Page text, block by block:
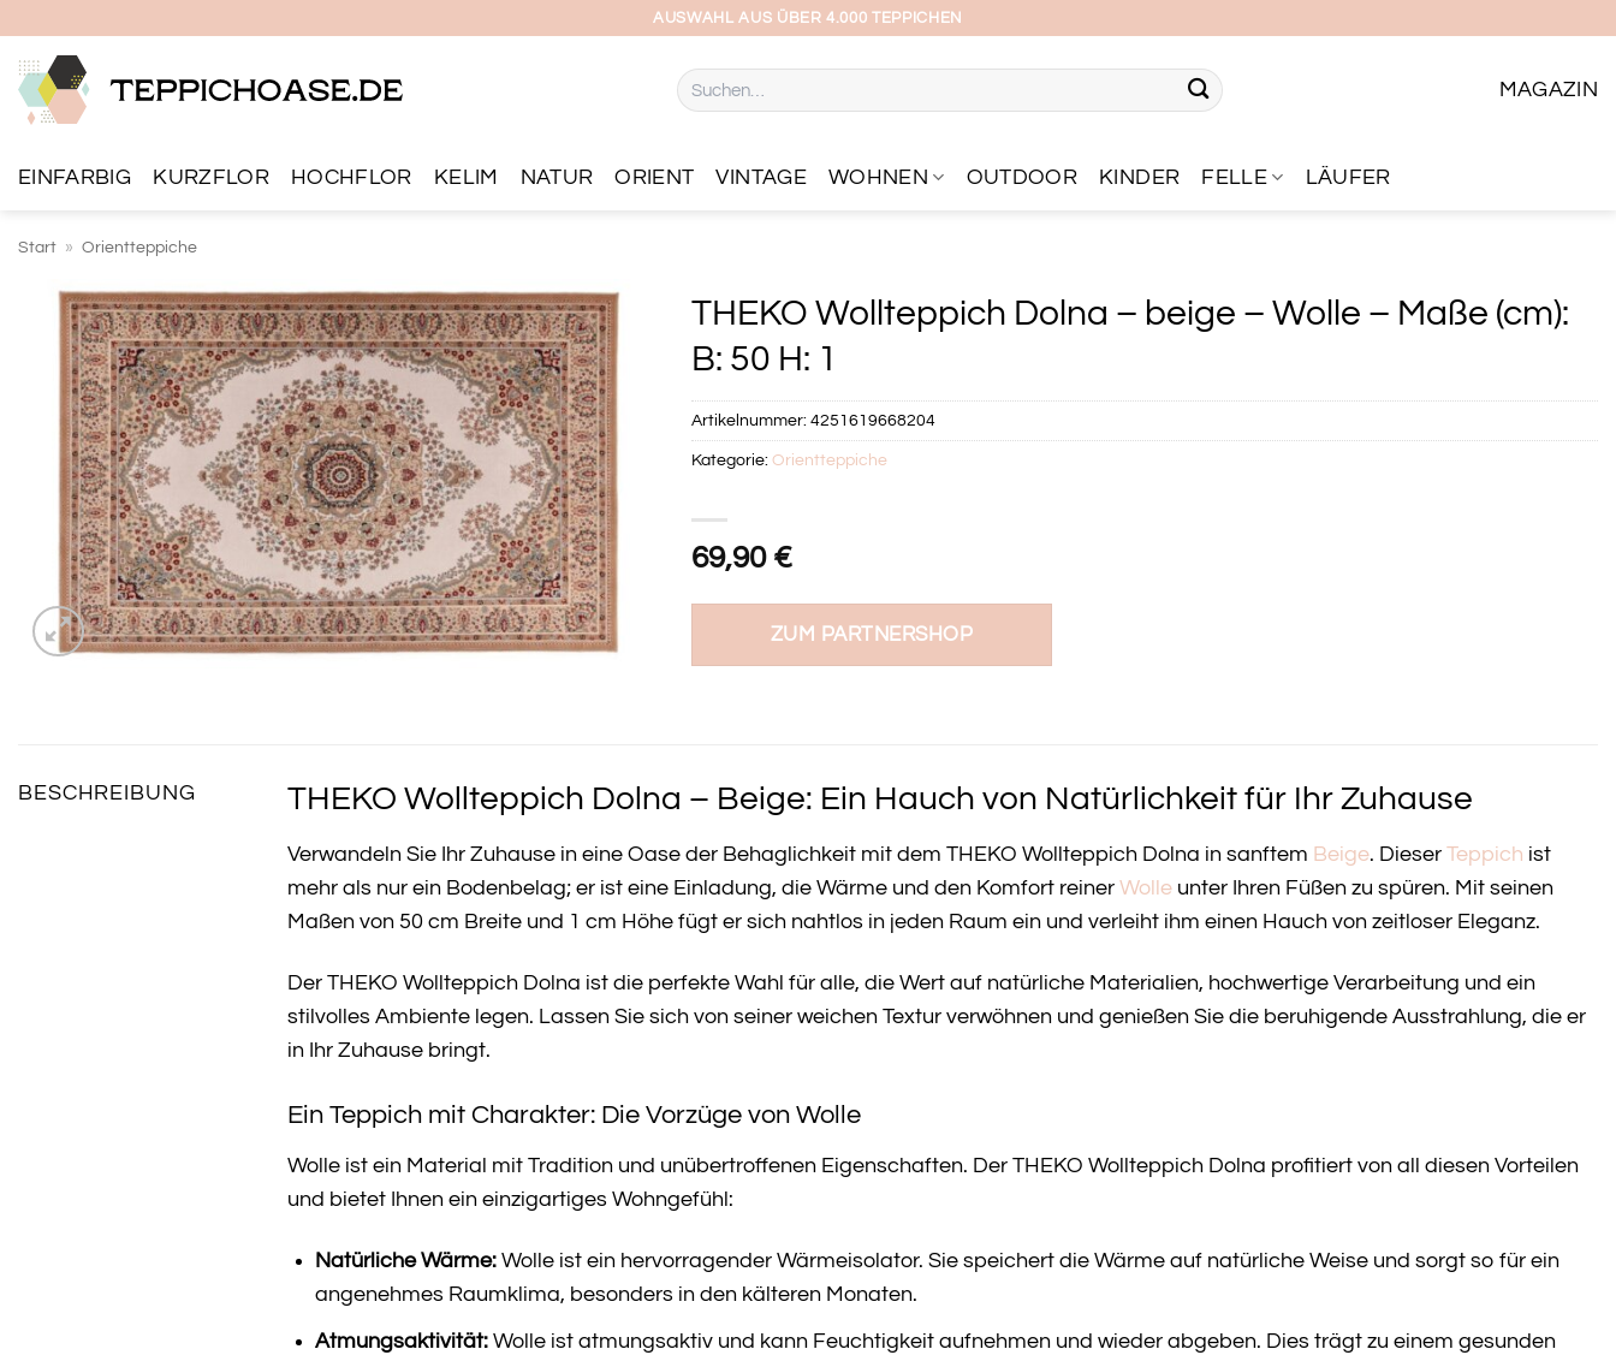
springen
AUSWAHL AUS ÜBER 4.000 TEPPICHEN
Suchen
nach:
MAGAZIN
EINFARBIG KURZFLOR HOCHFLOR KELIM NATUR ORIENT VINTAGE WOHNEN OUTDOOR KINDER FELLE LÄUFER
Start » Orientteppiche
THEKO Wollteppich Dolna – beige – Wolle – Maße (cm):
B: 50 H: 1
69,90 €
ZUM PARTNERSHOP
Artikelnummer: 4251619668204
Kategorie: Orientteppiche
BESCHREIBUNG THEKO Wollteppich Dolna – Beige: Ein Hauch von Natürlichkeit für Ihr Zuhause
Verwandeln Sie Ihr Zuhause in eine Oase der Behaglichkeit mit dem THEKO Wollteppich Dolna in sanftem Beige. Dieser Teppich ist
mehr als nur ein Bodenbelag; er ist eine Einladung, die Wärme und den Komfort reiner Wolle unter Ihren Füßen zu spüren. Mit seinen
Maßen von 50 cm Breite und 1 cm Höhe fügt er sich nahtlos in jeden Raum ein und verleiht ihm einen Hauch von zeitloser Eleganz.
Der THEKO Wollteppich Dolna ist die perfekte Wahl für alle, die Wert auf natürliche Materialien, hochwertige Verarbeitung und ein
stilvolles Ambiente legen. Lassen Sie sich von seiner weichen Textur verwöhnen und genießen Sie die beruhigende Ausstrahlung, die er
in Ihr Zuhause bringt.
Ein Teppich mit Charakter: Die Vorzüge von Wolle
Wolle ist ein Material mit Tradition und unübertroffenen Eigenschaften. Der THEKO Wollteppich Dolna profitiert von all diesen Vorteilen
und bietet Ihnen ein einzigartiges Wohngefühl:
Natürliche Wärme:Wolle ist ein hervorragender Wärmeisolator. Sie speichert die Wärme auf natürliche Weise und sorgt so für ein
angenehmes Raumklima, besonders in den kälteren Monaten.
Atmungsaktivität:Wolle ist atmungsaktiv und kann Feuchtigkeit aufnehmen und wieder abgeben. Dies trägt zu einem gesunden